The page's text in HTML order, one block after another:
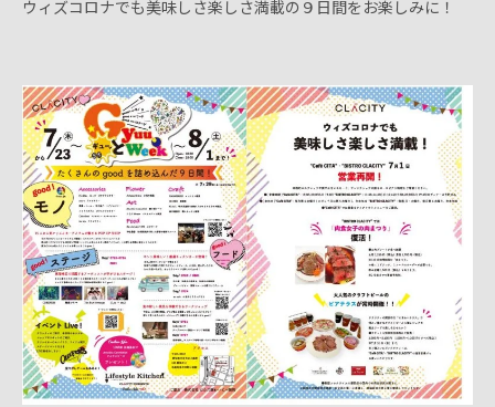
ウィズコロナでも美味しさ楽しさ満載の９日間をお楽しみに！